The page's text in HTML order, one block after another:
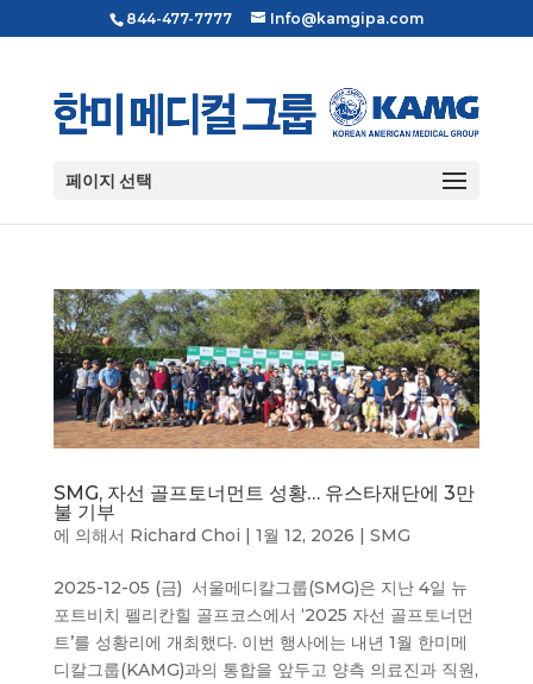
844-477-7777 Info@kamgipa.com
페이지 선택
SMG, 자선 골프토너먼트 성황… 유스타재단에 3만
불 기부
에 의해서 Richard Choi | 1월 12, 2026 | SMG
2025-12-05 (금) 서울메디칼그룹(SMG)은 지난 4일 뉴
포트비치 펠리칸힐 골프코스에서 ‘2025 자선 골프토너먼
트’를 성황리에 개최했다. 이번 행사에는 내년 1월 한미메
디칼그룹(KAMG)과의 통합을 앞두고 양측 의료진과 직원,